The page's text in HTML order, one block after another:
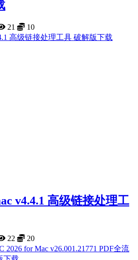
21 10
v4.4.1 高级链接处理工
22 20